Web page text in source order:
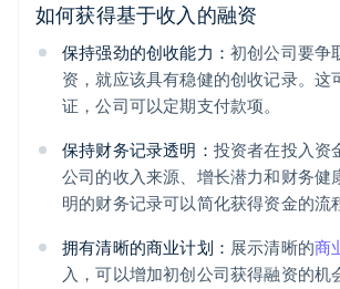
如何获得基于收入的融资
保持强劲的创收能力： 初创公司要争
资，就应该具有稳健的创收记录。这
证，公司可以定期支付款项。
保持财务记录透明： 投资者在投入资
公司的收入来源、增长潜力和财务健
明的财务记录可以简化获得资金的流
拥有清晰的商业计划： 展示清晰的商
入，可以增加初创公司获得融资的机